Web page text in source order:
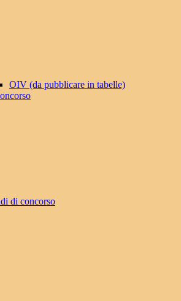
OIV (da pubblicare in tabelle)
di concorso